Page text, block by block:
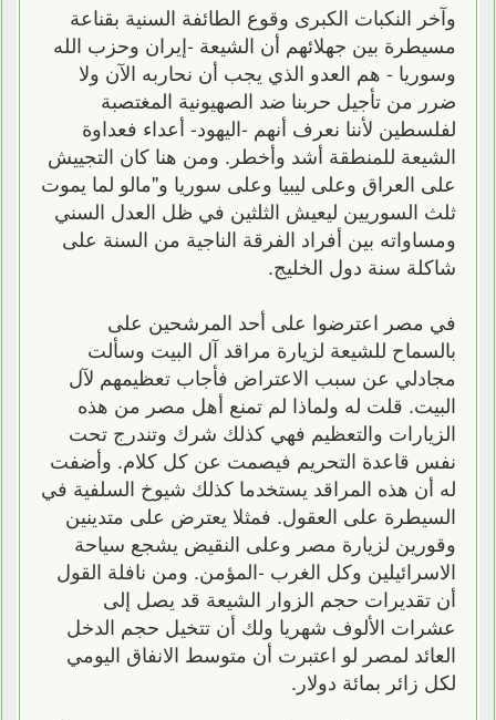
وآخر النكبات الكبرى وقوع الطائفة السنية بقناعة
مسيطرة بين جهلائهم أن الشيعة -إيران وحزب الله
وسوريا - هم العدو الذي يجب أن نحاربه اﻵن وﻻ
ضرر من تأجيل حربنا ضد الصهيونية المغتصبة
لفلسطين ﻷننا نعرف أنهم -اليهود- أعداء فعداوة
الشيعة للمنطقة أشد وأخطر. ومن هنا كان التجييش
على العراق وعلى ليبيا وعلى سوريا و"مالو لما يموت
ثلث السوريين ليعيش الثلثين في ظل العدل السني
ومساواته بين أفراد الفرقة الناجية من السنة على
شاكلة سنة دول الخليج.
في مصر اعترضوا على أحد المرشحين على
بالسماح للشيعة لزيارة مراقد آل البيت وسألت
مجادلي عن سبب اﻻعتراض فأجاب تعظيمهم ﻵل
البيت. قلت له ولماذا لم تمنع أهل مصر من هذه
الزيارات والتعظيم فهي كذلك شرك وتندرج تحت
نفس قاعدة التحريم فيصمت عن كل كلام. وأضفت
له أن هذه المراقد يستخدما كذلك شيوخ السلفية في
السيطرة على العقول. فمثلا يعترض على متدينين
وقورين لزيارة مصر وعلى النقيض يشجع سياحة
اﻻسرائيلين وكل الغرب -المؤمن. ومن نافلة القول
أن تقديرات حجم الزوار الشيعة قد يصل إلى
عشرات اﻷلوف شهريا ولك أن تتخيل حجم الدخل
العائد لمصر لو اعتبرت أن متوسط اﻻنفاق اليومي
لكل زائر بمائة دوﻻر.